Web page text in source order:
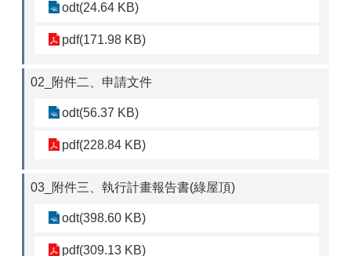
odt(24.64 KB)
pdf(171.98 KB)
02_附件二、申請文件
odt(56.37 KB)
pdf(228.84 KB)
03_附件三、執行計畫報告書(綠屋頂)
odt(398.60 KB)
pdf(309.13 KB)